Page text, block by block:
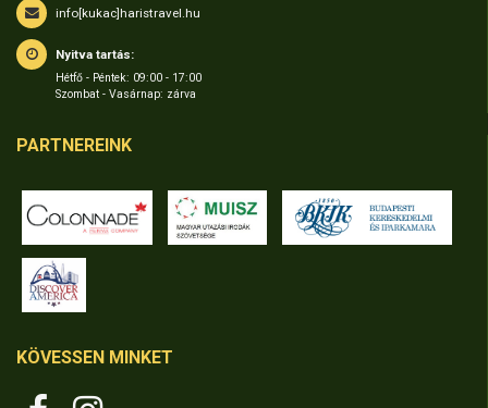
info[kukac]haristravel.hu
Nyitva tartás:
Hétfő - Péntek: 09:00 - 17:00
Szombat - Vasárnap: zárva
PARTNEREINK
KÖVESSEN MINKET